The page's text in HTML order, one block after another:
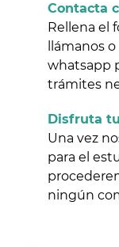
Contacta
Rellena el
llámanos
whatsapp
trámites
Disfruta
Una vez
para el
ningún